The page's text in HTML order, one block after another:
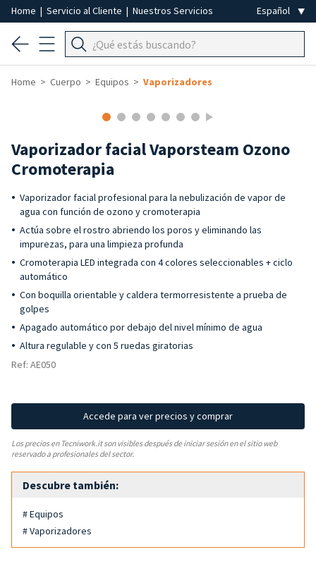
Home | Servicio al Cliente | Nuestros Servicios
Home Cuerpo Equipos Vaporizadores
Vaporizador facial Vaporsteam Ozono
Cromoterapia
Vaporizador facial profesional para la nebulización de vapor de
agua con función de ozono y cromoterapia
Actúa sobre el rostro abriendo los poros y eliminando las
impurezas, para una limpieza profunda
Cromoterapia LED integrada con 4 colores seleccionables + ciclo
automático
Con boquilla orientable y caldera termorresistente a prueba de
golpes
Apagado automático por debajo del nivel mínimo de agua
Altura regulable y con 5 ruedas giratorias
Ref: AE050
Accede para ver precios y comprar
Los precios en Tecniwork.it son visibles después de iniciar sesión en el sitio web
reservado a profesionales del sector.
Descubre también:
# Equipos
# Vaporizadores